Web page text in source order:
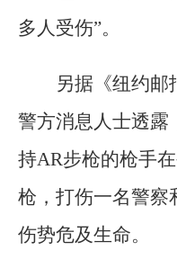
多人受伤”。
另据《纽约邮
警方消息人士透露
持AR步枪的枪手
枪，打伤一名警察
伤势危及生命。